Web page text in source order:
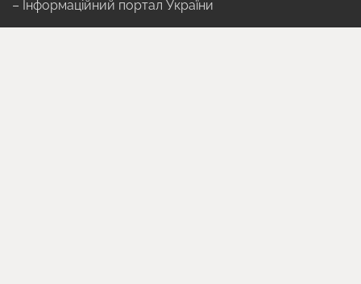
– Інформаційний портал України